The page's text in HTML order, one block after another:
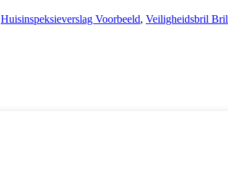
Huisinspeksieverslag Voorbeeld, Veiligheidsbril Bril